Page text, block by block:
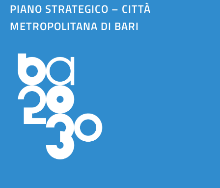
PIANO STRATEGICO – CITTÀ
METROPOLITANA DI BARI